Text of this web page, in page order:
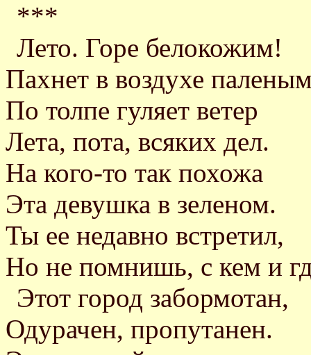
***
Лето. Горе белокожим!
Пахнет в воздухе
По толпе гуляет ветер
Лета, пота, всяких дел.
На кого-то так похожа
Эта девушка в зеленом.
Ты ее недавно встретил,
Но не помнишь, с кем и
Этот город забормотан,
Одурачен, пропутанен.